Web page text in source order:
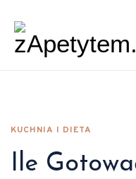
KUCHNIA I DIETA
Ile